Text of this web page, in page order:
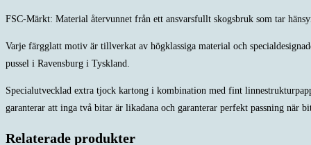
FSC-Märkt: Material återvunnet från ett ansvarsfullt skogsbruk som tar
Varje färgglatt motiv är tillverkat av högklassiga material och
pussel i Ravensburg i Tyskland.
Specialutvecklad extra tjock kartong i kombination med fint
garanterar att inga två bitar är likadana och garanterar perfekt passning
Relaterade produkter